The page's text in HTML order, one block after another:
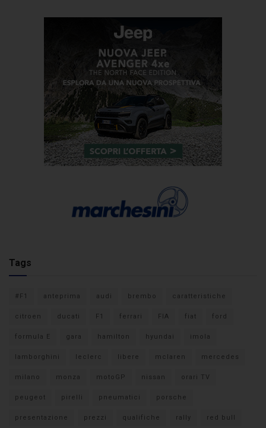
Tags
#F1 anteprima audi brembo caratteristiche
citroen ducati F1 ferrari FIA fiat ford
formula E gara hamilton hyundai imola
lamborghini leclerc libere mclaren mercedes
milano monza motoGP nissan orari TV
peugeot pirelli pneumatici porsche
presentazione prezzi qualifiche rally red bull